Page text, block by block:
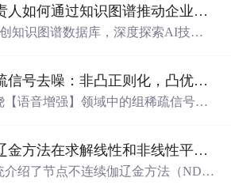
国央企创新负责人如何通过知识图谱推动企业技术创新与外部资源高效对接？.docx
知识图谱数据库，深度探索AI技术
决方案，推动科技创新与产业创新语音增强组稀疏信号去噪：非凸正则化，凸优化研究（Matlab代码实现）
语音增强】领域中的组稀疏信号去
疏信号模型的构建机制，引入非凸正
想稀疏性，克服传统凸正则化在稀
节点不连续伽辽金方法在求解线性和非线性平流方程中的一维实现（Matlab代码实现）
介绍了节点不连续伽辽金方法（ND